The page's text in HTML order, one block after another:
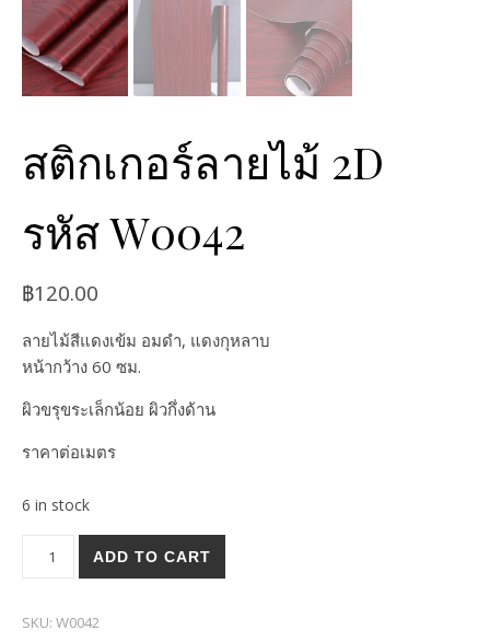
สติกเกอร์ลายไม้ 2D
รหัส W0042
฿120.00
ลายไม้สีแดงเข้ม อมดำ, แดงกุหลาบ
หน้ากว้าง 60 ซม.
ผิวขรุขระเล็กน้อย ผิวกึ่งด้าน
ราคาต่อเมตร
6 in stock
สติกเกอร์ลายไม้ 2D รหัส W0042 quantity
ADD TO CART
SKU: W0042